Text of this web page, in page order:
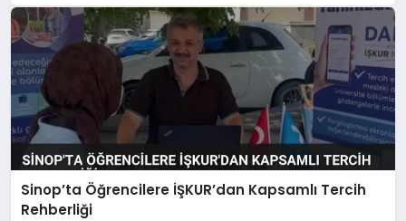
Sinop’ta Öğrencilere İŞKUR’dan Kapsamlı Tercih
Rehberliği